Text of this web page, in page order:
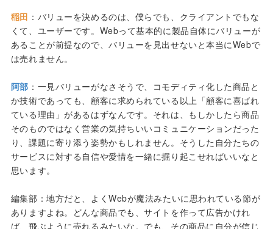
稲田 ：バリューを決めるのは、僕らでも、クライアントでもな
くて、ユーザーです。Webって基本的に製品自体にバリューが
あることが前提なので、バリューを見出せないと本当にWebで
は売れません。
阿部 ：一見バリューがなさそうで、コモディティ化した商品と
か技術であっても、顧客に求められている以上「顧客に喜ばれ
ている理由」があるはずなんです。それは、もしかしたら商品
そのものではなく営業の気持ちいいコミュニケーションだった
り、課題に寄り添う姿勢かもしれません。そうした自分たちの
サービスに対する自信や愛情を一緒に掘り起こせればいいなと
思います。
編集部：地方だと、よくWebが魔法みたいに思われている節が
ありますよね。どんな商品でも、サイトを作って広告かけれ
ば、飛ぶように売れるみたいな。でも、その商品に自分が信じ